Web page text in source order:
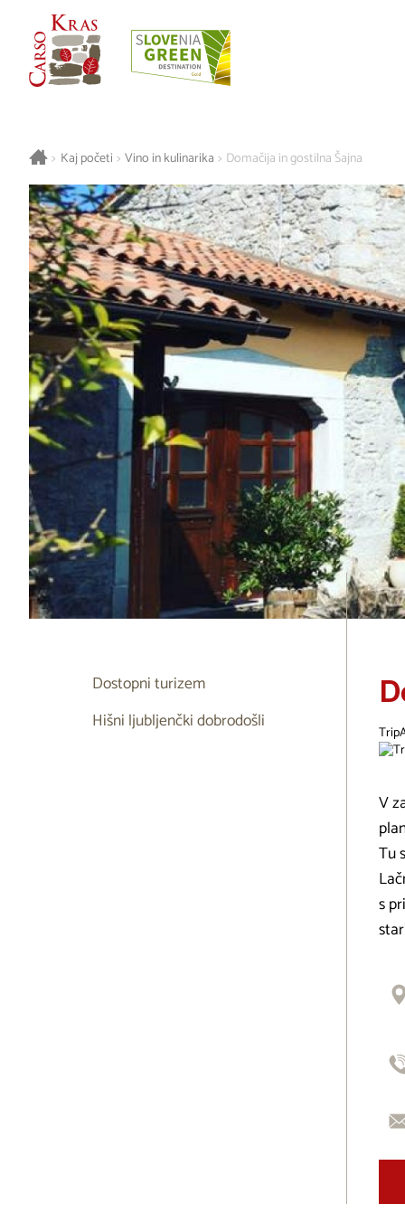
> Kaj početi > Vino in kulinarika > Domačija in gostilna Šajna
V
Tu
s
Dostopni turizem
Hišni ljubljenčki dobrodošli